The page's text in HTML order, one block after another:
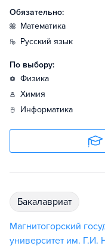
Обязательно:
математика
русский язык
По выбору:
физика
химия
информатика
бакалавриат
Магнитогорский
университет им. Г.И.